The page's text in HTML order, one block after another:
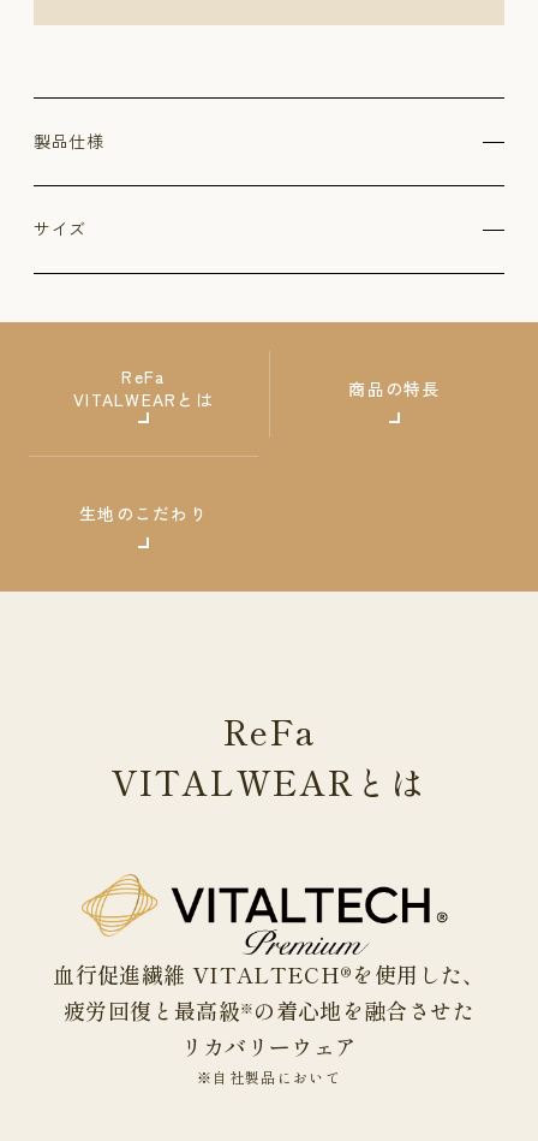
製品仕様
サイズ
ReFa
VITALWEARとは
商品の特長
生地のこだわり
ReFa
VITALWEAR とは
血行促進繊維 VITALTECH®を使用した、
疲労回復と最高級※の着心地を融合させた
リカバリーウェア
※自社製品において